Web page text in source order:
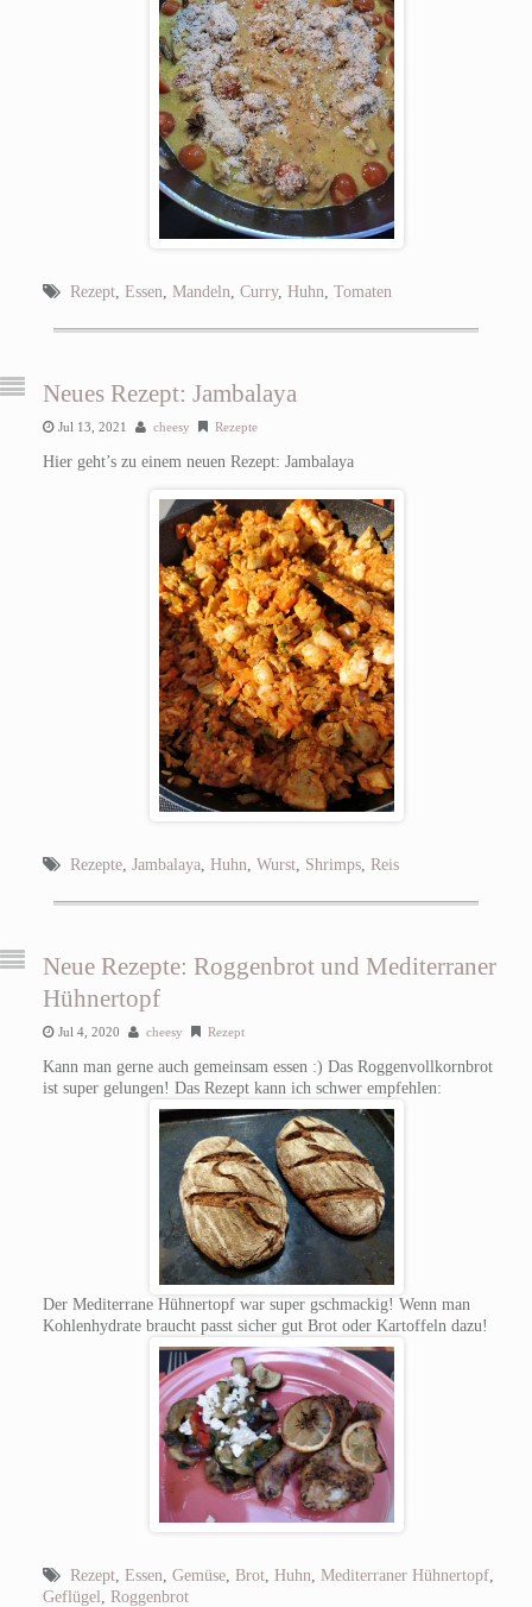
Rezept, Essen, Mandeln, Curry, Huhn, Tomaten
Neues Rezept: Jambalaya
Jul 13, 2021 cheesy Rezepte
Hier geht’s zu einem neuen Rezept: Jambalaya
Rezepte, Jambalaya, Huhn, Wurst, Shrimps, Reis
Neue Rezepte: Roggenbrot und Mediterraner
Hühnertopf
Jul 4, 2020 cheesy Rezept
Kann man gerne auch gemeinsam essen :) Das Roggenvollkornbrot
ist super gelungen! Das Rezept kann ich schwer empfehlen:
Der Mediterrane Hühnertopf war super gschmackig! Wenn man
Kohlenhydrate braucht passt sicher gut Brot oder Kartoffeln dazu!
Rezept, Essen Gemüse, Brot, Huhn Mediterraner Hühnertopf,
Geflügel Roggenbrot